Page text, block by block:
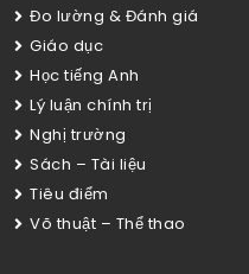
Đo lường & Đánh giá
Giáo dục
Học tiếng Anh
Lý luận chính trị
Nghị trường
Sách – Tài liệu
Tiêu điểm
Võ thuật – Thể thao